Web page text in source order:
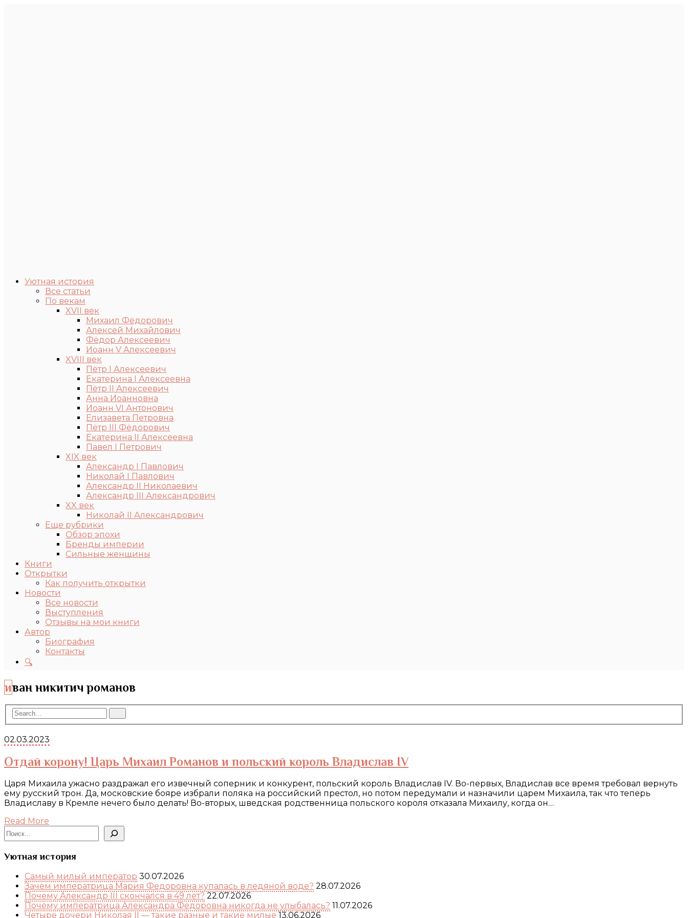
Уютная история
Все статьи
По векам
XVII век
Михаил Фёдорович
Алексей Михайлович
Фёдор Алексеевич
Иоанн V Алексеевич
XVIII век
Пётр I Алексеевич
Екатерина I Алексеевна
Пётр II Алексеевич
Анна Иоанновна
Иоанн VI Антонович
Елизавета Петровна
Пётр III Фёдорович
Екатерина II Алексеевна
Павел I Петрович
XIX век
Александр I Павлович
Николай I Павлович
Александр II Николаевич
Александр III Александрович
XX век
Николай II Александрович
Еще рубрики
Обзор эпохи
Бренды империи
Сильные женщины
Книги
Открытки
Как получить открытки
Новости
Все новости
Выступления
Отзывы на мои книги
Автор
Биография
Контакты
🔍
иван никитич романов
02.03.2023
Отдай корону! Царь Михаил Романов и польский король Владислав IV
Царя Михаила ужасно раздражал его извечный соперник и конкурент, польский король Владислав IV. Во-первых, Владислав все время требовал вернуть
ему русский трон. Да, московские бояре избрали поляка на российский престол, но потом передумали и назначили царем Михаила, так что теперь
Владиславу в Кремле нечего было делать! Во-вторых, шведская родственница польского короля отказала Михаилу, когда он…
Read More
Поиск
Уютная история
Самый милый император 30.07.2026
Зачем императрица Мария Федоровна купалась в ледяной воде? 28.07.2026
Почему Александр III скончался в 49 лет? 22.07.2026
Почему императрица Александра Федоровна никогда не улыбалась? 11.07.2026
Четыре дочери Николая II — такие разные и такие милые 13.06.2026